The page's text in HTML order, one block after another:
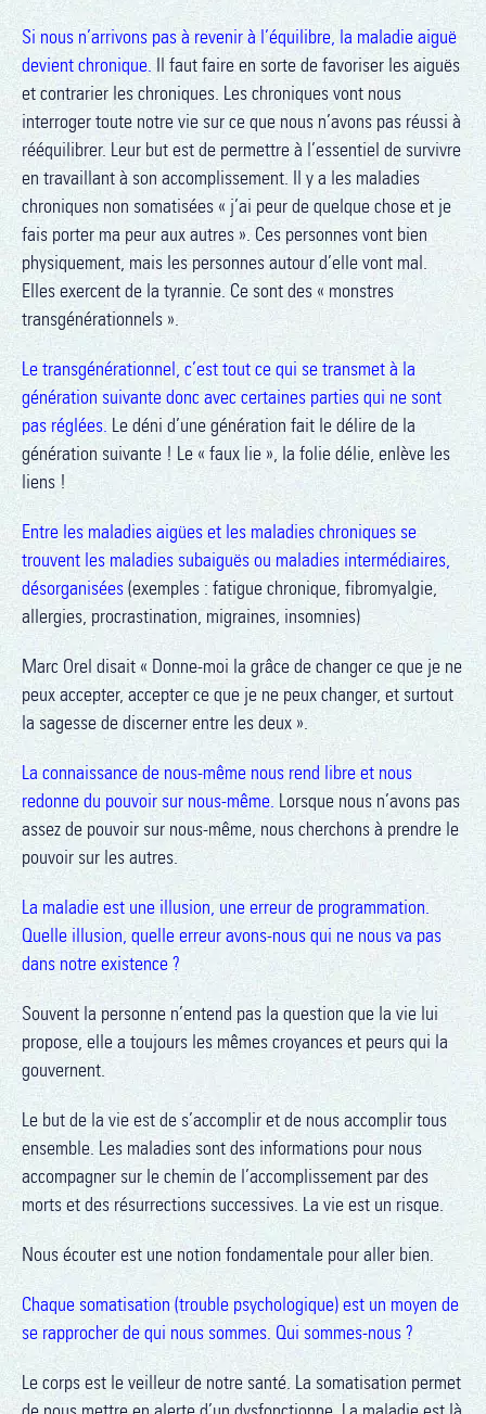
Si nous n’arrivons pas à revenir à l’équilibre, la maladie aiguë
devient chronique. Il faut faire en sorte de favoriser les aiguës
et contrarier les chroniques. Les chroniques vont nous
interroger toute notre vie sur ce que nous n’avons pas réussi à
rééquilibrer. Leur but est de permettre à l’essentiel de survivre
en travaillant à son accomplissement. Il y a les maladies
chroniques non somatisées « j’ai peur de quelque chose et je
fais porter ma peur aux autres ». Ces personnes vont bien
physiquement, mais les personnes autour d’elle vont mal.
Elles exercent de la tyrannie. Ce sont des « monstres
transgénérationnels ».
Le transgénérationnel, c’est tout ce qui se transmet à la
génération suivante donc avec certaines parties qui ne sont
pas réglées. Le déni d’une génération fait le délire de la
génération suivante ! Le « faux lie », la folie délie, enlève les
liens !
Entre les maladies aigües et les maladies chroniques se
trouvent les maladies subaiguës ou maladies intermédiaires,
désorganisées(exemples : fatigue chronique, fibromyalgie,
allergies, procrastination, migraines, insomnies)
Marc Orel disait « Donne-moi la grâce de changer ce que je ne
peux accepter, accepter ce que je ne peux changer, et surtout
la sagesse de discerner entre les deux ».
La connaissance de nous-même nous rend libre et nous
redonne du pouvoir sur nous-même. Lorsque nous n’avons pas
assez de pouvoir sur nous-même, nous cherchons à prendre le
pouvoir sur les autres.
La maladie est une illusion, une erreur de programmation.
Quelle illusion, quelle erreur avons-nous qui ne nous va pas
dans notre existence ?
Souvent la personne n’entend pas la question que la vie lui
propose, elle a toujours les mêmes croyances et peurs qui la
gouvernent.
Le but de la vie est de s’accomplir et de nous accomplir tous
ensemble. Les maladies sont des informations pour nous
accompagner sur le chemin de l’accomplissement par des
morts et des résurrections successives. La vie est un risque.
Nous écouter est une notion fondamentale pour aller bien.
Chaque somatisation (trouble psychologique) est un moyen de
se rapprocher de qui nous sommes. Qui sommes-nous ?
Le corps est le veilleur de notre santé. La somatisation permet